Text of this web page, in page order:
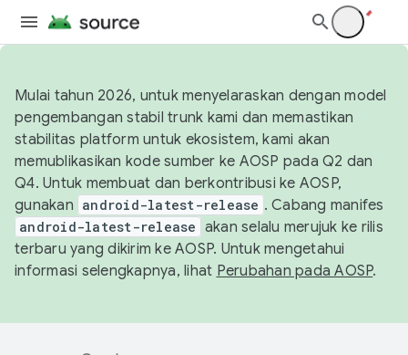
Mulai tahun 2026, untuk menyelaraskan dengan model
pengembangan stabil trunk kami dan memastikan
stabilitas platform untuk ekosistem, kami akan
memublikasikan kode sumber ke AOSP pada Q2 dan
Q4. Untuk membuat dan berkontribusi ke AOSP,
gunakan android-latest-release . Cabang manifes
android-latest-release akan selalu merujuk ke rilis
terbaru yang dikirim ke AOSP. Untuk mengetahui
informasi selengkapnya, lihat Perubahan pada AOSP.